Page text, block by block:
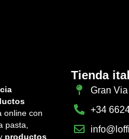
online con
pasta,
productos
Tienda
Gran
+34